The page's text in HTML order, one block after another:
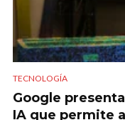
TECNOLOGÍA
Google
IA que permite